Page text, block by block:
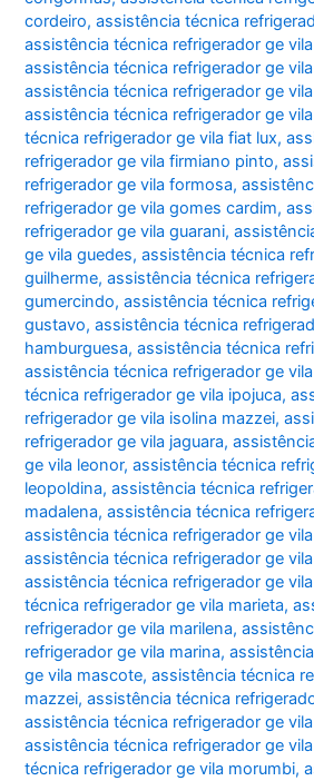
cordeiro,assistência técnica
assistência técnica refrigerador ge
assistência técnica refrigerador ge
assistência técnica refrigerador ge
assistência técnica refrigerador ge
técnica refrigerador ge vila fiat lux,
refrigerador ge vila firmiano pinto,
refrigerador ge vila formosa,
refrigerador ge vila gomes cardim,
refrigerador ge vila guarani,
ge vila guedes,assistência técnica
guilherme,assistência técnica
gumercindo,assistência técnica
gustavo,assistência técnica
hamburguesa,assistência técnica
assistência técnica refrigerador ge
técnica refrigerador ge vila ipojuca,
refrigerador ge vila isolina mazzei,
refrigerador ge vila jaguara,
ge vila leonor,assistência técnica
leopoldina,assistência técnica
madalena,assistência técnica
assistência técnica refrigerador ge
assistência técnica refrigerador ge
assistência técnica refrigerador ge
técnica refrigerador ge vila marieta,
refrigerador ge vila marilena,
refrigerador ge vila marina,
ge vila mascote,assistência técnica
mazzei,assistência técnica
assistência técnica refrigerador ge
assistência técnica refrigerador ge
técnica refrigerador ge vila morumbi,